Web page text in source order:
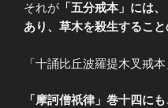
それが 「五分戒本」には
あり、草木を殺生すること
「十誦比丘波羅提木叉戒
「摩訶僧祇律」巻十四に